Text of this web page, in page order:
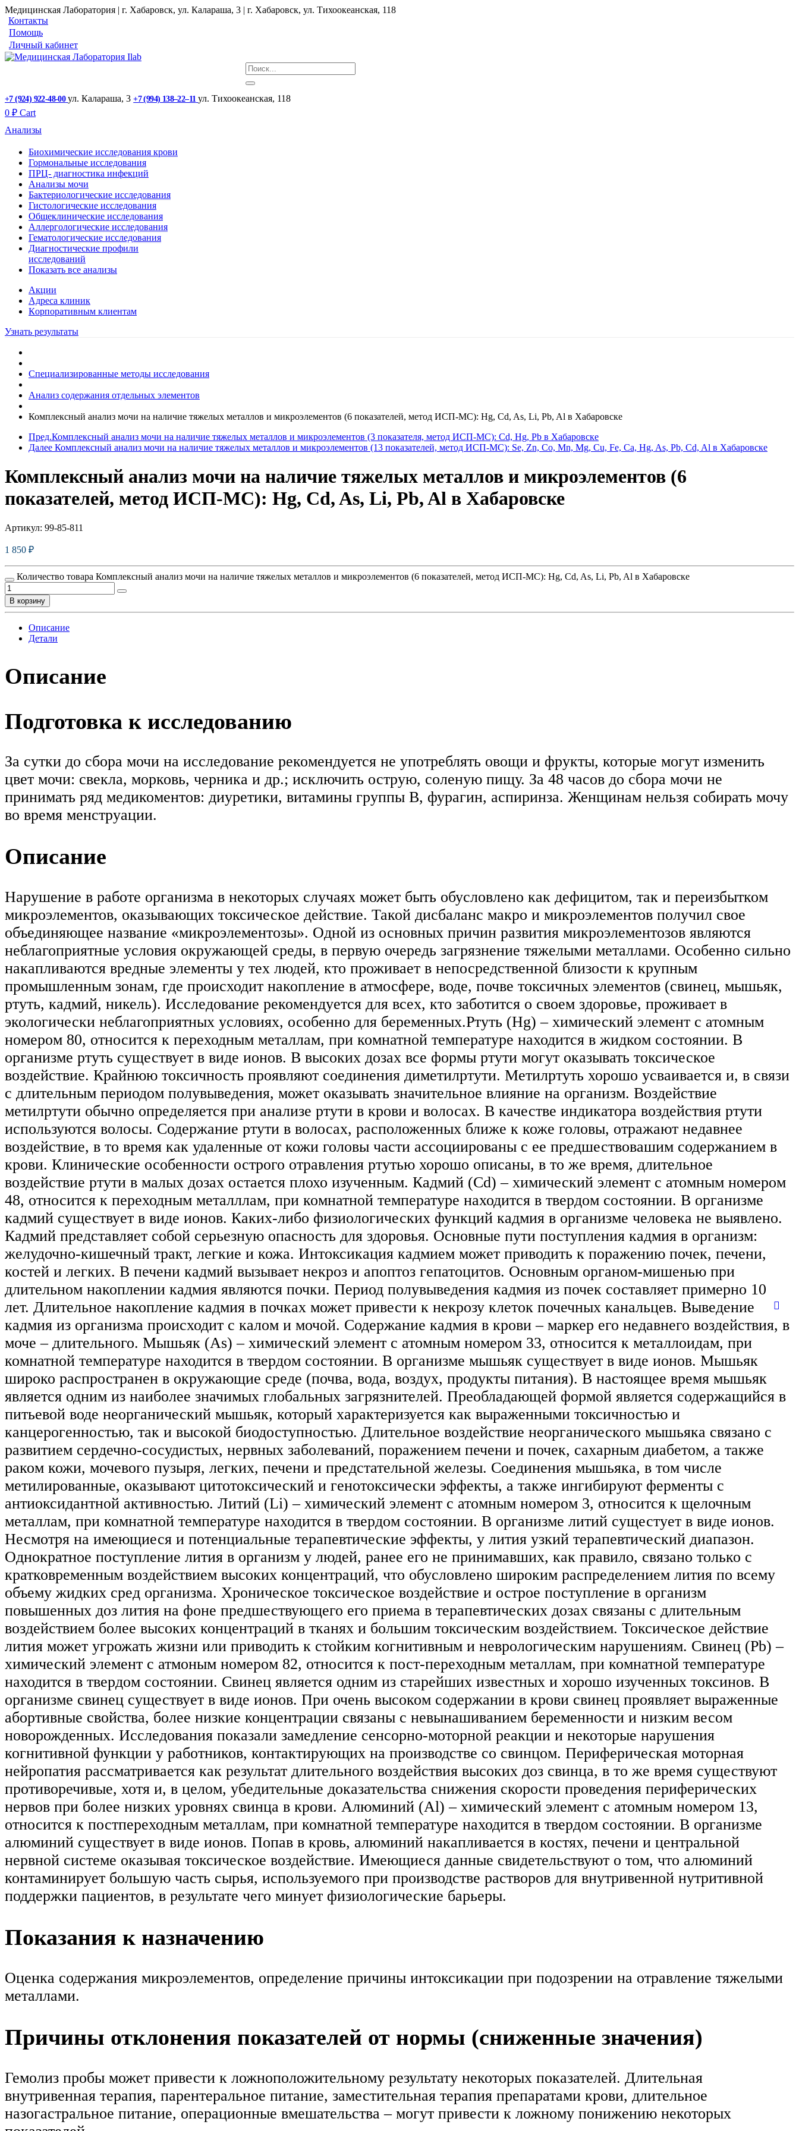
Медицинская Лаборатория | г. Хабаровск, ул. Калараша, 3 | г. Хабаровск, ул. ​Тихоокеанская, 118
Контакты
Помощь
Личный кабинет
+7 (924) 922-48-00 ул. ​Калараша, 3 +7 (994) 138‒22‒11 ул. ​Тихоокеанская, 118
0 ₽ Cart
Анализы
Биохимические исследования крови
Гормональные исследования
ПРЦ- диагностика инфекций
Анализы мочи
Бактериологические исследования
Гистологические исследования
Общеклинические исследования
Аллергологические исследования
Гематологические исследования
Диагностические профили
исследований
Показать все анализы
Акции
Адреса клиник
Кoрпоративным клиентам
Узнать результаты
Специализированные методы исследования
Анализ содержания отдельных элементов
Комплексный анализ мочи на наличие тяжелых металлов и микроэлементов (6 показателей, метод ИСП-МС): Hg, Cd, As, Li, Pb, Al в Хабаровске
Пред.Комплексный анализ мочи на наличие тяжелых металлов и микроэлементов (3 показателя, метод ИСП-МС): Cd, Hg, Pb в Хабаровске
Далее Комплексный анализ мочи на наличие тяжелых металлов и микроэлементов (13 показателей, метод ИСП-МС): Se, Zn, Co, Mn, Mg, Cu, Fe, Ca, Hg, As, Pb, Cd, Al в Хабаровске
Комплексный анализ мочи на наличие тяжелых металлов и микроэлементов (6
показателей, метод ИСП-МС): Hg, Cd, As, Li, Pb, Al в Хабаровске
Артикул: 99-85-811
1 850 ₽
Количество товара Комплексный анализ мочи на наличие тяжелых металлов и микроэлементов (6 показателей, метод ИСП-МС): Hg, Cd, As, Li, Pb, Al в Хабаровске
В корзину
Описание
Детали
Описание
Подготовка к исследованию
За сутки до сбора мочи на исследование рекомендуется не употреблять овощи и фрукты, которые могут изменить
цвет мочи: свекла, морковь, черника и др.; исключить острую, соленую пищу. За 48 часов до сбора мочи не
принимать ряд медикоментов: диуретики, витамины группы В, фурагин, аспиринза. Женщинам нельзя собирать мочу
во время менструации.
Описание
Нарушение в работе организма в некоторых случаях может быть обусловлено как дефицитом, так и переизбытком
микроэлементов, оказывающих токсическое действие. Такой дисбаланс макро и микроэлементов получил свое
объединяющее название «микроэлементозы». Одной из основных причин развития микроэлементозов являются
неблагоприятные условия окружающей среды, в первую очередь загрязнение тяжелыми металлами. Особенно сильно
накапливаются вредные элементы у тех людей, кто проживает в непосредственной близости к крупным
промышленным зонам, где происходит накопление в атмосфере, воде, почве токсичных элементов (свинец, мышьяк,
ртуть, кадмий, никель). Исследование рекомендуется для всех, кто заботится о своем здоровье, проживает в
экологически неблагоприятных условиях, особенно для беременных.Ртуть (Hg) – химический элемент с атомным
номером 80, относится к переходным металлам, при комнатной температуре находится в жидком состоянии. В
организме ртуть существует в виде ионов. В высоких дозах все формы ртути могут оказывать токсическое
воздействие. Крайнюю токсичность проявляют соединения диметилртути. Метилртуть хорошо усваивается и, в связи
с длительным периодом полувыведения, может оказывать значительное влияние на организм. Воздействие
метилртути обычно определяется при анализе ртути в крови и волосах. В качестве индикатора воздействия ртути
используются волосы. Содержание ртути в волосах, расположенных ближе к коже головы, отражают недавнее
воздействие, в то время как удаленные от кожи головы части ассоциированы с ее предшествовашим содержанием в
крови. Клинические особенности острого отравления ртутью хорошо описаны, в то же время, длительное
воздействие ртути в малых дозах остается плохо изученным. Кадмий (Cd) – химический элемент с атомным номером
48, относится к переходным металллам, при комнатной температуре находится в твердом состоянии. В организме
кадмий существует в виде ионов. Каких-либо физиологических функций кадмия в организме человека не выявлено.
Кадмий представляет собой серьезную опасность для здоровья. Основные пути поступления кадмия в организм:
желудочно-кишечный тракт, легкие и кожа. Интоксикация кадмием может приводить к поражению почек, печени,
костей и легких. В печени кадмий вызывает некроз и апоптоз гепатоцитов. Основным органом-мишенью при
длительном накоплении кадмия являются почки. Период полувыведения кадмия из почек составляет примерно 10
лет. Длительное накопление кадмия в почках может привести к некрозу клеток почечных канальцев. Выведение
кадмия из организма происходит с калом и мочой. Содержание кадмия в крови – маркер его недавнего воздействия, в
моче – длительного. Мышьяк (As) – химический элемент с атомным номером 33, относится к металлоидам, при
комнатной температуре находится в твердом состоянии. В организме мышьяк существует в виде ионов. Мышьяк
широко распространен в окружающие среде (почва, вода, воздух, продукты питания). В настоящее время мышьяк
является одним из наиболее значимых глобальных загрязнителей. Преобладающей формой является содержащийся в
питьевой воде неорганический мышьяк, который характеризуется как выраженными токсичностью и
канцерогенностью, так и высокой биодоступностью. Длительное воздействие неорганического мышьяка связано с
развитием сердечно-сосудистых, нервных заболеваний, поражением печени и почек, сахарным диабетом, а также
раком кожи, мочевого пузыря, легких, печени и предстательной железы. Соединения мышьяка, в том числе
метилированные, оказывают цитотоксический и генотоксически эффекты, а также ингибируют ферменты с
антиоксидантной активностью. Литий (Li) – химический элемент с атомным номером 3, относится к щелочным
металлам, при комнатной температуре находится в твердом состоянии. В организме литий сущестует в виде ионов.
Несмотря на имеющиеся и потенциальные терапевтические эффекты, у лития узкий терапевтический диапазон.
Однократное поступление лития в организм у людей, ранее его не принимавших, как правило, связано только с
кратковременным воздействием высоких концентраций, что обусловлено широким распределением лития по всему
объему жидких сред организма. Хроническое токсическое воздействие и острое поступление в организм
повышенных доз лития на фоне предшествующего его приема в терапевтических дозах связаны с длительным
воздействием более высоких концентраций в тканях и большим токсическим воздействием. Токсическое действие
лития может угрожать жизни или приводить к стойким когнитивным и неврологическим нарушениям. Свинец (Pb) –
химический элемент с атмоным номером 82, относится к пост-переходным металлам, при комнатной температуре
находится в твердом состоянии. Свинец является одним из старейших известных и хорошо изученных токсинов. В
организме свинец существует в виде ионов. При очень высоком содержании в крови свинец проявляет выраженные
абортивные свойства, более низкие концентрации связаны с невынашиванием беременности и низким весом
новорожденных. Исследования показали замедление сенсорно-моторной реакции и некоторые нарушения
когнитивной функции у работников, контактирующих на производстве со свинцом. Периферическая моторная
нейропатия рассматривается как результат длительного воздействия высоких доз свинца, в то же время существуют
противоречивые, хотя и, в целом, убедительные доказательства снижения скорости проведения периферических
нервов при более низких уровнях свинца в крови. Алюминий (Al) – химический элемент с атомным номером 13,
относится к постпереходным металлам, при комнатной температуре находится в твердом состоянии. В организме
алюминий существует в виде ионов. Попав в кровь, алюминий накапливается в костях, печени и центральной
нервной системе оказывая токсическое воздействие. Имеющиеся данные свидетельствуют о том, что алюминий
контаминирует большую часть сырья, используемого при производстве растворов для внутривенной нутритивной
поддержки пациентов, в результате чего минует физиологические барьеры.
Показания к назначению
Оценка содержания микроэлементов, определение причины интоксикации при подозрении на отравление тяжелыми
металлами.
Причины отклонения показателей от нормы (сниженные значения)
Гемолиз пробы может привести к ложноположительному результату некоторых показателей. Длительная
внутривенная терапия, парентеральное питание, заместительная терапия препаратами крови, длительное
назогастральное питание, операционные вмешательства – могут привести к ложному понижению некоторых